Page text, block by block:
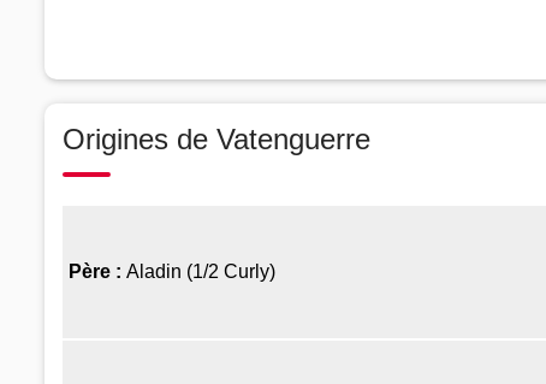
Origines de Vatenguerre
Père : Aladin (1/2 Curly)